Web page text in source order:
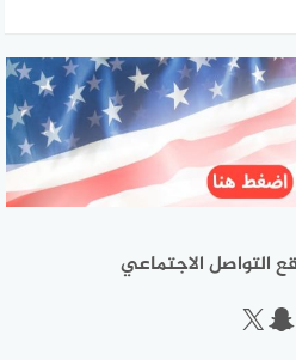
التواصل الاجتماعي
سناب شات
إكس